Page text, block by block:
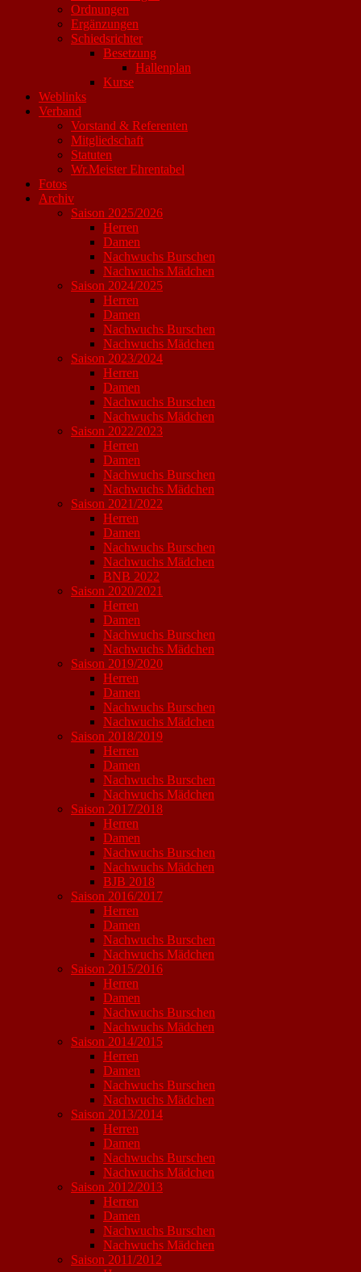
Ordnungen
Ergänzungen
Schiedsrichter
Besetzung
Hallenplan
Kurse
Weblinks
Verband
Vorstand & Referenten
Mitgliedschaft
Statuten
Wr.Meister Ehrentabel
Fotos
Archiv
Saison 2025/2026
Herren
Damen
Nachwuchs Burschen
Nachwuchs Mädchen
Saison 2024/2025
Herren
Damen
Nachwuchs Burschen
Nachwuchs Mädchen
Saison 2023/2024
Herren
Damen
Nachwuchs Burschen
Nachwuchs Mädchen
Saison 2022/2023
Herren
Damen
Nachwuchs Burschen
Nachwuchs Mädchen
Saison 2021/2022
Herren
Damen
Nachwuchs Burschen
Nachwuchs Mädchen
BNB 2022
Saison 2020/2021
Herren
Damen
Nachwuchs Burschen
Nachwuchs Mädchen
Saison 2019/2020
Herren
Damen
Nachwuchs Burschen
Nachwuchs Mädchen
Saison 2018/2019
Herren
Damen
Nachwuchs Burschen
Nachwuchs Mädchen
Saison 2017/2018
Herren
Damen
Nachwuchs Burschen
Nachwuchs Mädchen
BJB 2018
Saison 2016/2017
Herren
Damen
Nachwuchs Burschen
Nachwuchs Mädchen
Saison 2015/2016
Herren
Damen
Nachwuchs Burschen
Nachwuchs Mädchen
Saison 2014/2015
Herren
Damen
Nachwuchs Burschen
Nachwuchs Mädchen
Saison 2013/2014
Herren
Damen
Nachwuchs Burschen
Nachwuchs Mädchen
Saison 2012/2013
Herren
Damen
Nachwuchs Burschen
Nachwuchs Mädchen
Saison 2011/2012